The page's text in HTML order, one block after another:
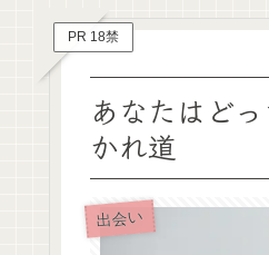
PR 18禁
あなたはど
かれ道
出会い